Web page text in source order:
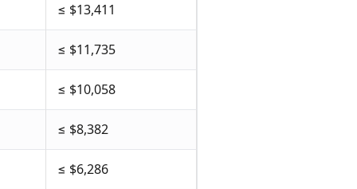
≤ $13,411
≤ $11,735
≤ $10,058
≤ $8,382
≤ $6,286